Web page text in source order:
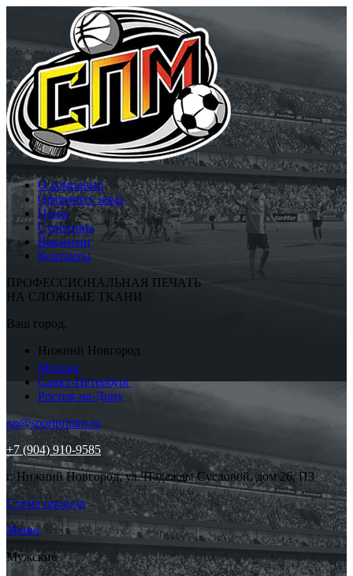
О компании
Оформить заказ
Цены
Сувениры
Вакансии
Контакты
ПРОФЕССИОНАЛЬНАЯ ПЕЧАТЬ
НА СЛОЖНЫЕ ТКАНИ
Ваш город,
Нижний Новгород
Москва
Санкт-Петербург
Ростов-на-Дону
nn@sportprintm.ru
+7 (904) 910-9585
г. Нижний Новгород, ул. Надежды Сусловой, дом 26, П3
Схема проезда
Меню
Мужские